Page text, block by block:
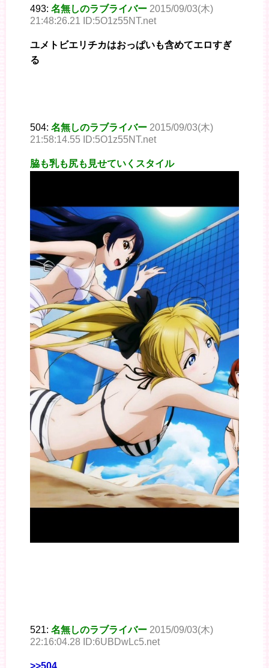
493: 名無しのラブライバー 2015/09/03(木)
21:48:26.21 ID:5O1z55NT.net
ユメトビエリチカはおっぱいも含めてエロすぎ
る
504: 名無しのラブライバー 2015/09/03(木)
21:58:14.55 ID:5O1z55NT.net
脇も乳も尻も見せていくスタイル
521: 名無しのラブライバー 2015/09/03(木)
22:16:04.28 ID:6UBDwLc5.net